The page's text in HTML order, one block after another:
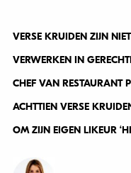
VERSE KRUIDEN ZIJN
VERWERKEN IN
CHEF VAN RESTAURANT
ACHTTIEN VERSE
OM ZIJN EIGEN LIKEUR